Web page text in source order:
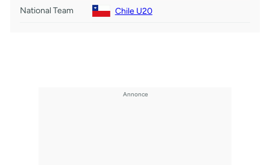
National Team Chile U20